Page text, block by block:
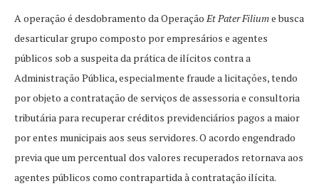
A operação é desdobramento da Operação Et Pater Filiume busca
desarticular grupo composto por empresários e agentes
públicos sob a suspeita da prática de ilícitos contra a
Administração Pública, especialmente fraude a licitações, tendo
por objeto a contratação de serviços de assessoria e consultoria
tributária para recuperar créditos previdenciários pagos a maior
por entes municipais aos seus servidores. O acordo engendrado
previa que um percentual dos valores recuperados retornava aos
agentes públicos como contrapartida à contratação ilícita.